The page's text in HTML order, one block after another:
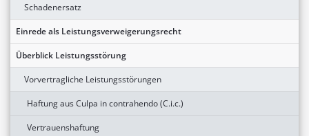
Schadenersatz
Einrede als Leistungsverweigerungsrecht
Überblick Leistungsstörung
Vorvertragliche Leistungsstörungen
Haftung aus Culpa in contrahendo (C.i.c.)
Vertrauenshaftung